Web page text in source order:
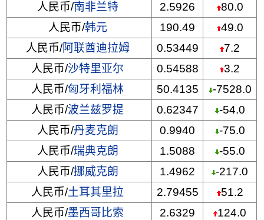
人民币/南非兰特 2.5926
80.0
人民币/韩元 190.49
49.0
人民币/阿联酋迪拉姆 0.53449
7.2
人民币/沙特里亚尔 0.54588
3.2
人民币/匈牙利福林 50.4135
-7528.0
人民币/波兰兹罗提 0.62347
-54.0
人民币/丹麦克朗 0.9940
-75.0
人民币/瑞典克朗 1.5088
-55.0
人民币/挪威克朗 1.4962
-217.0
人民币/土耳其里拉 2.79455
51.2
人民币/墨西哥比索 2.6329
124.0